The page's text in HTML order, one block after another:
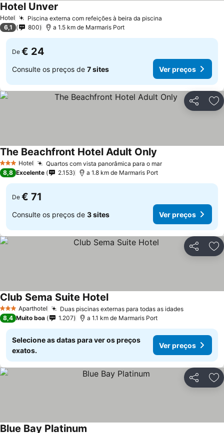
Hotel Piscina externa com refeições à beira da piscina
Hotel Unver
6,1 800 a 1.5 km de Marmaris Port
De € 24
Consulte os preços de 7 sites Ver preços
Partilhar
3 EstrelasHotel Quartos com vista panorâmica para o mar
The Beachfront Hotel Adult Only
8,8 Excelente 2.153 a 1.8 km de Marmaris Port
De € 71
Consulte os preços de 3 sites Ver preços
Partilhar
3 EstrelasAparthotel Duas piscinas externas para todas as idades
Club Sema Suite Hotel
8,4 Muito boa 1.207 a 1.1 km de Marmaris Port
Selecione as datas para ver os preços
exatos.
Ver preços
Partilhar
Blue Bay Platinum